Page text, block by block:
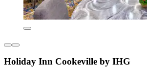
Holiday Inn Cookeville by IHG